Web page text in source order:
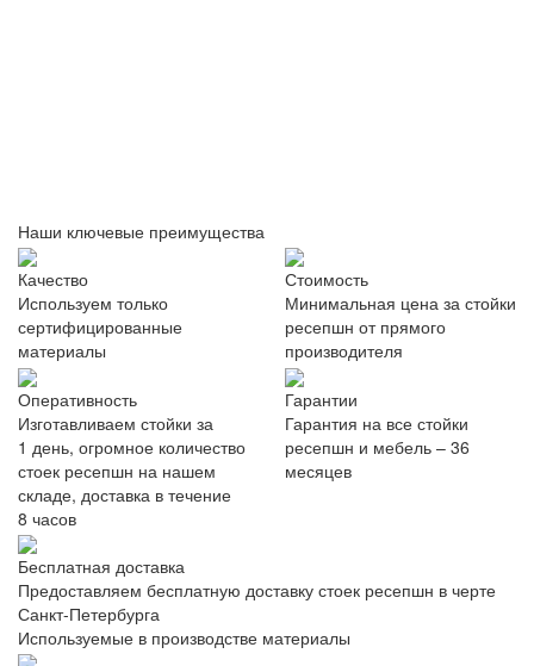
Наши ключевые преимущества
Качество
Используем только
сертифицированные
материалы
Стоимость
Минимальная цена за стойки
ресепшн от прямого
производителя
Оперативность
Изготавливаем стойки за
1 день, огромное количество
стоек ресепшн на нашем
складе, доставка в течение
8 часов
Гарантии
Гарантия на все стойки
ресепшн и мебель – 36
месяцев
Бесплатная доставка
Предоставляем бесплатную доставку стоек ресепшн в черте
Санкт-Петербурга
Используемые в производстве материалы